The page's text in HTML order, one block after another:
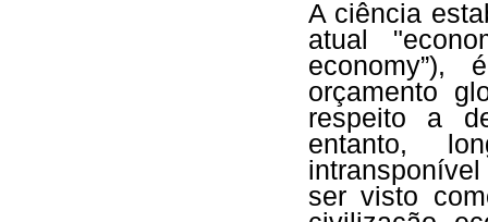
A ciência
atual
orçamento
respeito a
entanto,
ser visto